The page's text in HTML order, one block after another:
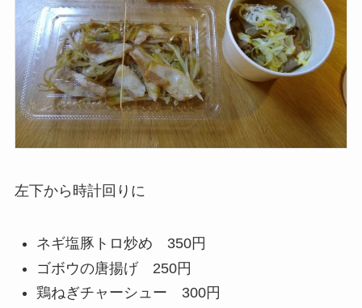
左下から時計回りに
ネギ塩豚トロ炒め 350円
ゴボウの唐揚げ 250円
鶏ねぎチャーシュー 300円